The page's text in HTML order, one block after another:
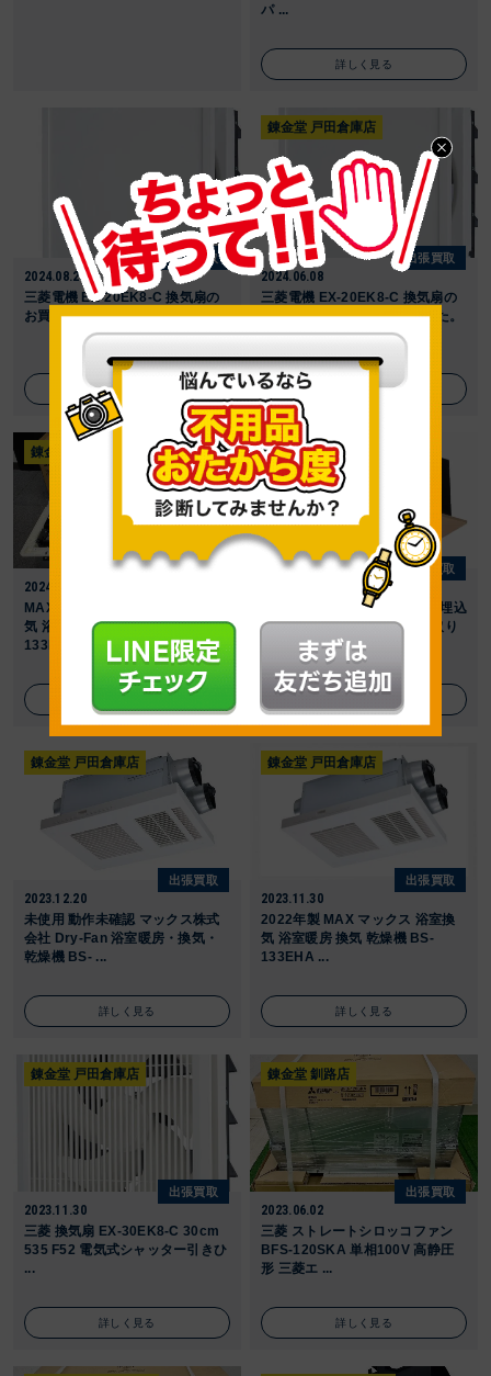
パ ...
詳しく見る
出張買取
2024.08.28
三菱電機 EX-20EK8-C 換気扇の
お買い取りをさせて頂きました。
詳しく見る
錬金堂 戸田倉庫店
出張買取
2024.06.08
三菱電機 EX-20EK8-C 換気扇の
お買い取りをさせて頂きました。
詳しく見る
錬金堂 戸田倉庫店
出張買取
2024.03.28
MAX マックス 2022年製 浴室換
気 浴室暖房 換気 乾燥機 BS-
133HA ...
錬金堂 戸田倉庫店
出張買取
パナソニック FY-38BS7 天井埋込
形換気扇 2022年製のお買い取り
をさせて頂 ...
錬金堂 戸田倉庫店
出張買取
2023.12.20
未使用 動作未確認 マックス株式
会社 Dry-Fan 浴室暖房・換気・
乾燥機 BS- ...
詳しく見る
錬金堂 戸田倉庫店
出張買取
2023.11.30
2022年製 MAX マックス 浴室換
気 浴室暖房 換気 乾燥機 BS-
133EHA ...
詳しく見る
錬金堂 戸田倉庫店
出張買取
2023.11.30
三菱 換気扇 EX-30EK8-C 30cm
535 F52 電気式シャッター引きひ
...
詳しく見る
錬金堂 釧路店
出張買取
2023.06.02
三菱 ストレートシロッコファン
BFS-120SKA 単相100V 高静圧
形 三菱エ ...
詳しく見る